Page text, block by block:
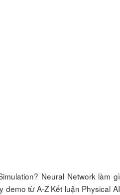
Neural Network làm gì
từ A-Z Kết luận Physical AI